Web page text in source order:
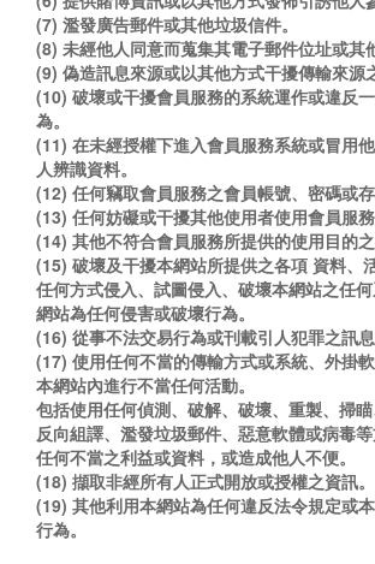
(7) 濫發廣告郵件或其他垃圾信件。
(8) 未經他人同意而蒐集其電子郵件位址或其
(9) 偽造訊息來源或以其他方式干擾傳輸來源
(10) 破壞或干擾會員服務的系統運作或違反
為。
(11) 在未經授權下進入會員服務系統或冒用
人辨識資料。
(12) 任何竊取會員服務之會員帳號、密碼或存
(13) 任何妨礙或干擾其他使用者使用會員服務
(14) 其他不符合會員服務所提供的使用目的之
(15) 破壞及干擾本網站所提供之各項 資料、
任何方式侵入、試圖侵入、破壞本網站之任
網站為任何侵害或破壞行為。
(16) 從事不法交易行為或刊載引人犯罪之訊息
(17) 使用任何不當的傳輸方式或系統、外掛
本網站內進行不當任何活動。
包括使用任何偵測、破解、破壞、重製、掃瞄
反向組譯、濫發垃圾郵件、惡意軟體或病毒
任何不當之利益或資料，或造成他人不便。
(18) 擷取非經所有人正式開放或授權之資訊。
(19) 其他利用本網站為任何違反法令規定或
行為。